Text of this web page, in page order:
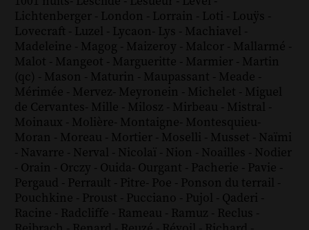
Lichtenberger - London - Lorrain - Loti - Louÿs -
Lovecraft - Luzel - Lycaon- Lys - Machiavel -
Madeleine - Magog - Maizeroy - Malcor - Mallarmé -
Malot - Mangeot - Margueritte - Marmier - Martin
(qc) - Mason - Maturin - Maupassant - Meade -
Mérimée - Mervez- Meyronein - Michelet - Miguel
de Cervantes- Mille - Milosz - Mirbeau - Mistral -
Moinaux - Molière- Montaigne- Montesquieu-
Moran - Moreau - Mortier - Moselli - Musset - Naïmi
- Navarre - Nerval - Nicolaï - Nion - Noailles - Nodier
- Orain - Orczy - Ouida- Ourgant - Pacherie - Pavie -
Pergaud - Perrault - Pitre- Poe - Ponson du terrail -
Pouchkine - Proust - Pucciano - Pujol - Qaderi -
Racine - Radcliffe - Rameau - Ramuz - Reclus -